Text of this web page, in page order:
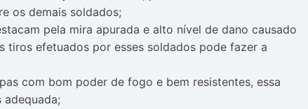
os demais soldados;
pela mira apurada e alto nível de dano causado
tiros efetuados por esses soldados pode fazer a
com bom poder de fogo e bem resistentes, essa
adequada;